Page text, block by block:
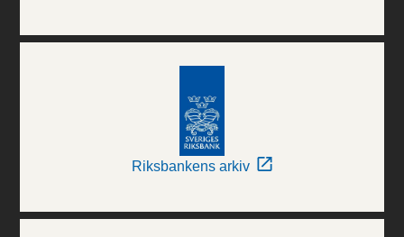
Riksbankens arkiv